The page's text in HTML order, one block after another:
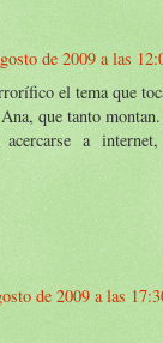
de 2009 a las
el tema que
que tanto montan.
a internet,
de 2009 a las